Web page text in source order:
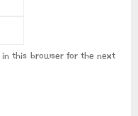
in this browser for the next